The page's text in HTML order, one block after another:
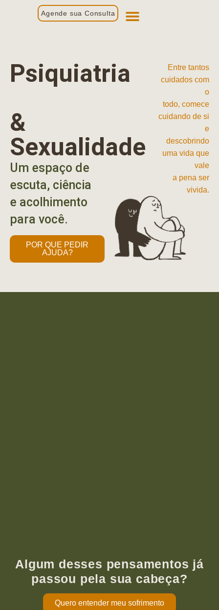
Agende sua Consulta
Psiquiatria
&
Sexualidade
Um espaço de
escuta, ciência
e acolhimento
para você.
POR QUE PEDIR
AJUDA?
Entre tantos
cuidados com
o
todo, comece
cuidando de si
e
descobrindo
uma vida que
vale
a pena ser
vivida.
Algum desses pensamentos já
passou pela sua cabeça?
Quero entender meu sofrimento